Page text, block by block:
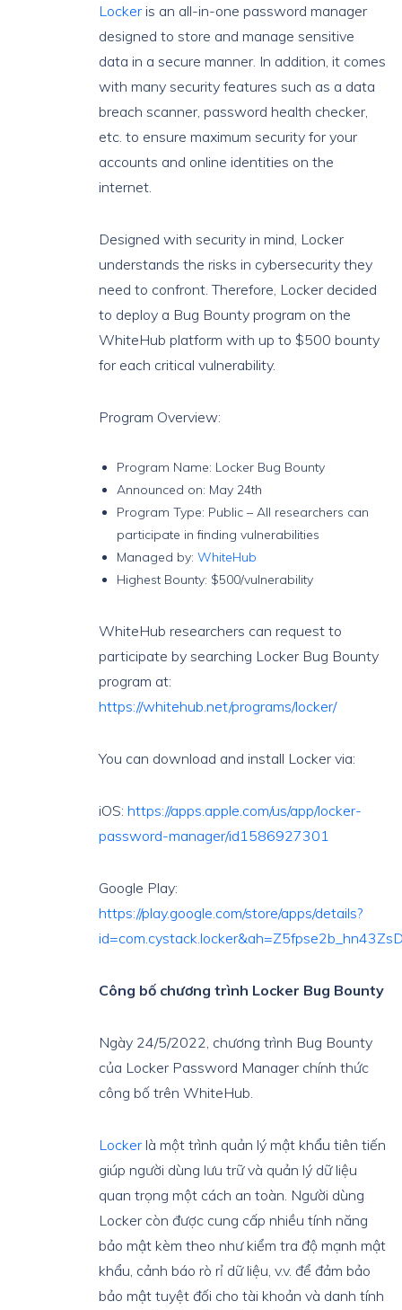
Lockeris an all-in-one password manager
designed to store and manage sensitive
data in a secure manner. In addition, it comes
with many security features such as a data
breach scanner, password health checker,
etc. to ensure maximum security for your
accounts and online identities on the
internet.
Designed with security in mind, Locker
understands the risks in cybersecurity they
need to confront. Therefore, Locker decided
to deploy a Bug Bounty program on the
WhiteHub platform with up to $500 bounty
for each critical vulnerability.
Program Overview:
Program Name: Locker Bug Bounty
Announced on: May 24th
Program Type: Public – All researchers can
participate in finding vulnerabilities
Managed by: WhiteHub
Highest Bounty: $500/vulnerability
WhiteHub researchers can request to
participate by searching Locker Bug Bounty
program at:
https://whitehub.net/programs/locker/
You can download and install Locker via:
iOS: https://apps.apple.com/us/app/locker-
password-manager/id1586927301
Google Play:
https://play.google.com/store/apps/details?
Công bố chương trình Locker Bug Bounty
Ngày 24/5/2022, chương trình Bug Bounty
của Locker Password Manager chính thức
công bố trên WhiteHub.
Lockerlà một trình quản lý mật khẩu tiên tiến
giúp người dùng lưu trữ và quản lý dữ liệu
quan trọng một cách an toàn. Người dùng
Locker còn được cung cấp nhiều tính năng
bảo mật kèm theo như kiểm tra độ mạnh mật
khẩu, cảnh báo rò rỉ dữ liệu, v.v. để đảm bảo
bảo mật tuyệt đối cho tài khoản và danh tính